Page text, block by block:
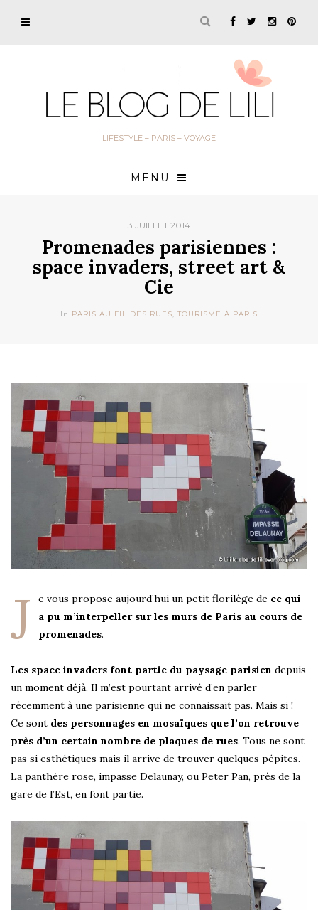
LIFESTYLE – PARIS – VOYAGE
MENU
3 JUILLET 2014
Promenades parisiennes :
space invaders, street art &
Cie
In PARIS AU FIL DES RUES, TOURISME À PARIS
J e vous propose aujourd’hui un petit florilège de ce qui
a pu m’interpeller sur les murs de Paris au cours de
promenades.
Les space invaders font partie du paysage parisien depuis
un moment déjà. Il m’est pourtant arrivé d’en parler
récemment à une parisienne qui ne connaissait pas. Mais si !
Ce sont des personnages en mosaïques que l’on retrouve
près d’un certain nombre de plaques de rues. Tous ne sont
pas si esthétiques mais il arrive de trouver quelques pépites.
La panthère rose, impasse Delaunay, ou Peter Pan, près de la
gare de l’Est, en font partie.